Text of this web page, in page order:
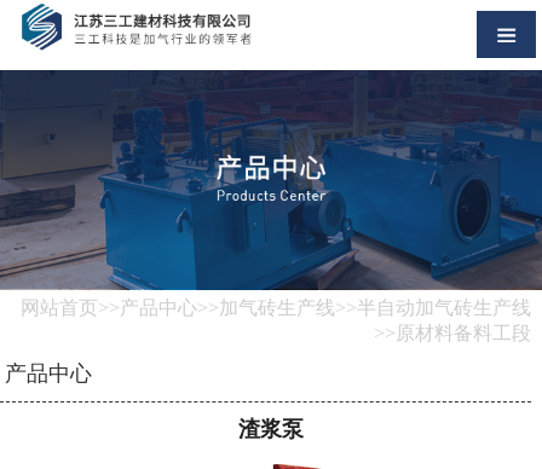
网站首页>>产品中心>>加气砖生产线>>半自动加气砖生产线
>>原材料备料工段
产品中心
渣浆泵